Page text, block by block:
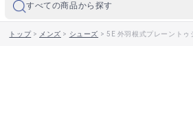
すべての商品から探す
トップ> メンズ > シューズ > 5E 外羽根式プレーントゥ